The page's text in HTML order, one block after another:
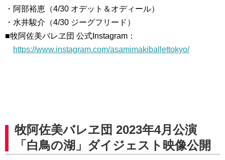
・阿部裕恵（4/30 オデット＆オディール）
・水井駿介（4/30 ジーグフリード）
■牧阿佐美バレヱ団 公式Instagram：
https://www.instagram.com/asamimakiballettokyo/
牧阿佐美バレヱ団 2023年4月公演
「白鳥の湖」ダイジェスト映像公開